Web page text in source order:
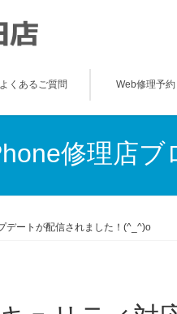
よくあるご質問 Web修理予約
修理店ブ
デートが配信されました！(^_^)o